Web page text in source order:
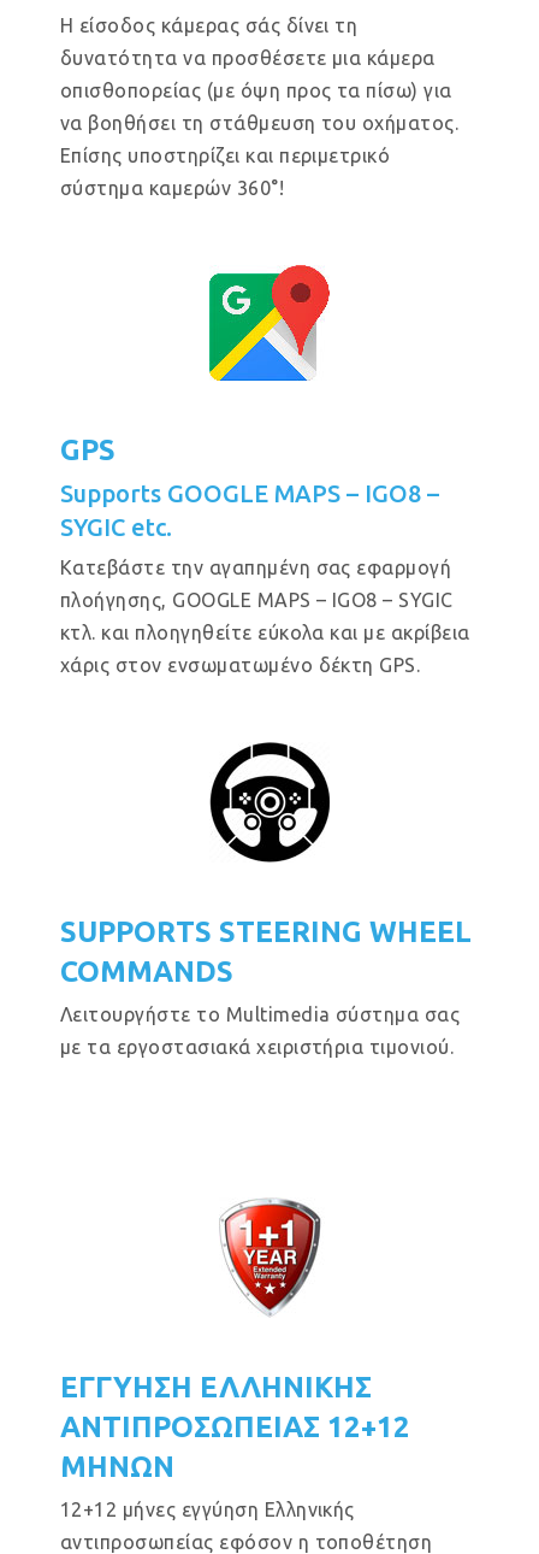
Η είσοδος κάμερας σάς δίνει τη
δυνατότητα να προσθέσετε μια κάμερα
οπισθοπορείας (με όψη προς τα πίσω) για
να βοηθήσει τη στάθμευση του οχήματος.
Επίσης υποστηρίζει και περιμετρικό
σύστημα καμερών 360°!
GPS
Supports GOOGLE MAPS – IGO8 –
SYGIC etc.
Κατεβάστε την αγαπημένη σας εφαρμογή
πλοήγησης, GOOGLE MAPS – IGO8 – SYGIC
κτλ. και πλοηγηθείτε εύκολα και με ακρίβεια
χάρις στον ενσωματωμένο δέκτη GPS.
SUPPORTS STEERING WHEEL
COMMANDS
Λειτουργήστε το Multimedia σύστημα σας
με τα εργοστασιακά χειριστήρια τιμονιού.
ΕΓΓΥΗΣΗ ΕΛΛΗΝΙΚΗΣ
ΑΝΤΙΠΡΟΣΩΠΕΙΑΣ 12+12
ΜΗΝΩΝ
12+12 μήνες εγγύηση Ελληνικής
αντιπροσωπείας εφόσον η τοποθέτηση